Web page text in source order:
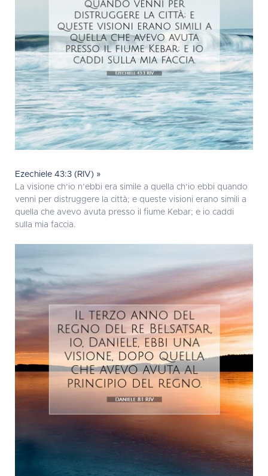
Ezechiele 43:3 (RIV) »
La visione ch’io n’ebbi era simile a quella ch’io ebbi quando
venni per distruggere la città; e queste visioni erano simili a
quella che avevo avuta presso il fiume Kebar; e io caddi
sulla mia faccia.